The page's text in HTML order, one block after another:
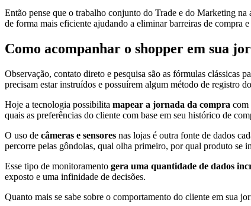
Então pense que o trabalho conjunto do Trade e do Marketing na
de forma mais eficiente ajudando a eliminar barreiras de compra
Como acompanhar o shopper em sua
Observação, contato direto e pesquisa são as fórmulas clássicas
precisam estar instruídos e possuírem algum método de registro
Hoje a tecnologia possibilita mapear a jornada da compra com
quais as preferências do cliente com base em seu histórico de
O uso de câmeras e sensores nas lojas é outra fonte de dados
percorre pelas gôndolas, qual olha primeiro, por qual produto se
Esse tipo de monitoramento gera uma quantidade de dados
exposto e uma infinidade de decisões.
Quanto mais se sabe sobre o comportamento do cliente em sua